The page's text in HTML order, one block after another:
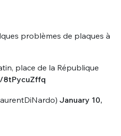
problèmes de plaques à
place de la République
8tPycuZffq
January 10,